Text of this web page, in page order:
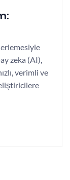
zeka (AI),
verimli ve